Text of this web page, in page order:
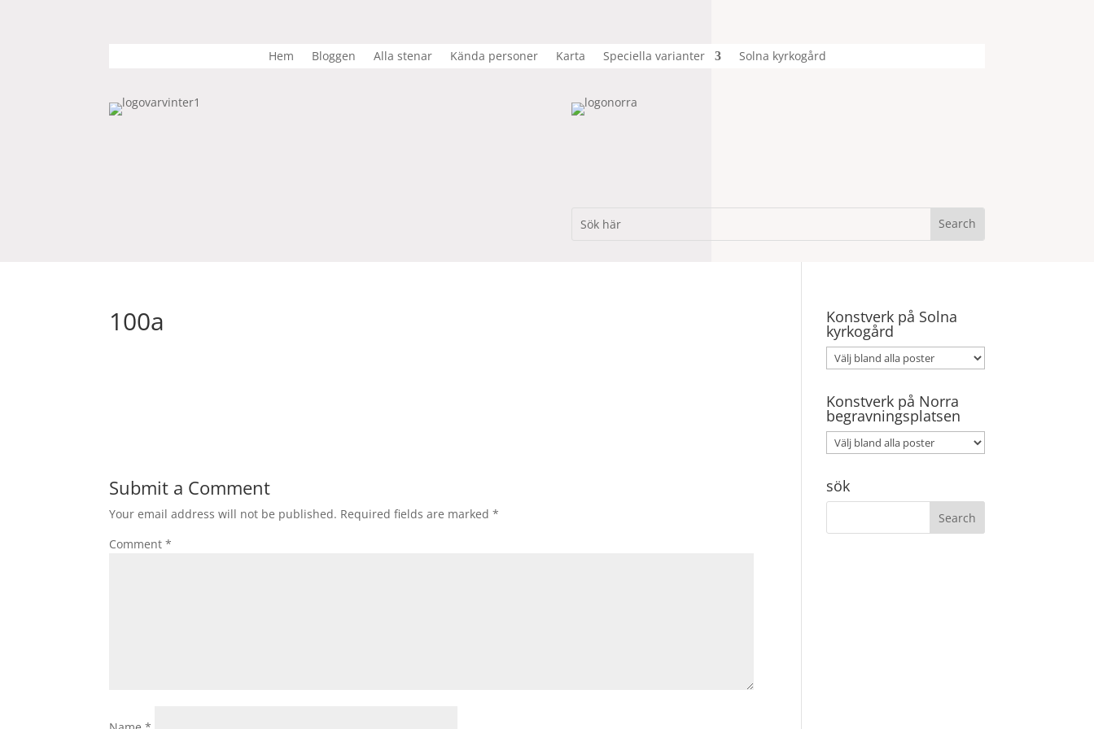
Hem Bloggen Alla stenar Kända personer Karta Speciella varianter Solna kyrkogård
100a
Submit a Comment
Your email address will not be published. Required fields are marked*
Comment*
Konstverk på Solna
kyrkogård
Konstverk på Norra
begravningsplatsen
sök